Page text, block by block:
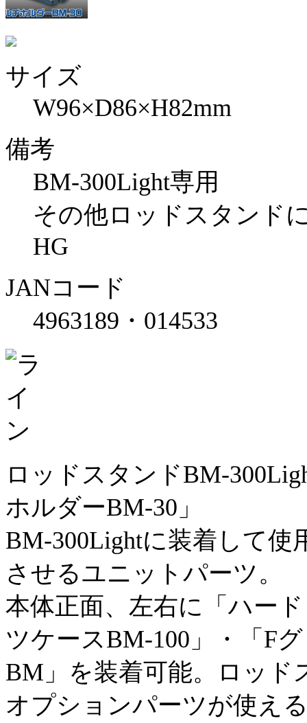
サイズ
W96×D86×H82mm
備考
BM-300Light専用
その他ロッドスタンド
HG
JANコード
4963189・014533
ロッドスタンドBM-
ホルダーBM-30」
BM-300Lightに装着して
させるユニットパーツ。
本体正面、左右に「ハー
ツケースBM-100」・「F
BM」を装着可能。ロッド
オプションパーツが使え